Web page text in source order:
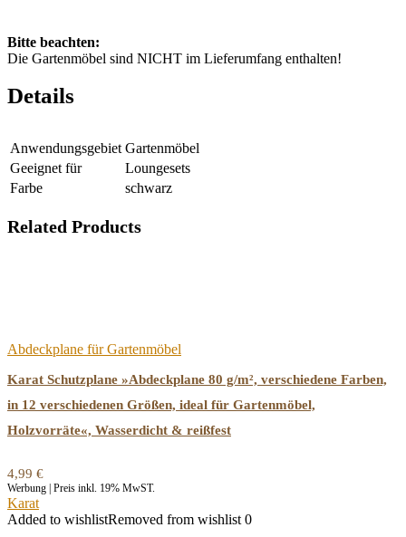
Bitte beachten:
Die Gartenmöbel sind NICHT im Lieferumfang enthalten!
Details
Anwendungsgebiet Gartenmöbel
Geeignet für
Loungesets
Farbe
schwarz
Related Products
Abdeckplane für Gartenmöbel
Karat Schutzplane »Abdeckplane 80 g/m², verschiedene Farben,
in 12 verschiedenen Größen, ideal für Gartenmöbel,
Holzvorräte«, Wasserdicht & reißfest
4,99 €
Werbung | Preis inkl. 19% MwST.
Karat
Added to wishlistRemoved from wishlist 0